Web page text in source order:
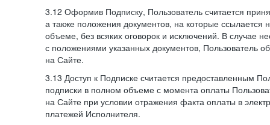
3.12 Оформив Подписку, Пользователь считается
а также положения документов, на которые
объеме, без всяких оговорок и исключений. В случае
с положениями указанных документов, Пользователь
на Сайте.
3.13 Доступ к Подписке считается предоставленным
подписки в полном объеме с момента оплаты
на Сайте при условии отражения факта оплаты в
платежей Исполнителя.